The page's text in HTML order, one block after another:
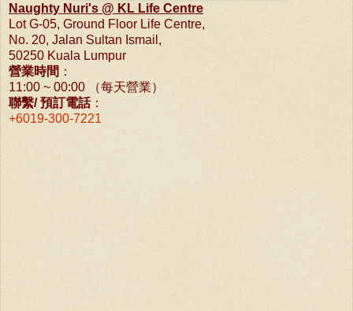
Naughty Nuri's @ KL Life Centre
Lot G-05, Ground Floor Life Centre,
No. 20, Jalan Sultan Ismail,
50250 Kuala Lumpur
營業時間 ：
11:00 ~ 00:00 （每天營業）
聯繫/ 預訂電話：
+6019-300-7221